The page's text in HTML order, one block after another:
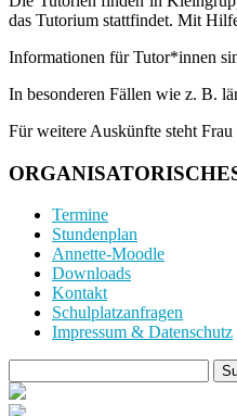
das Tutorium stattfindet. Mit
Informationen für Tutor*innen
In besonderen Fällen wie z. B.
Für weitere Auskünfte steht
Termine
Stundenplan
Annette-Moodle
Downloads
Kontakt
Schulplatzanfragen
Impressum & Datenschutz